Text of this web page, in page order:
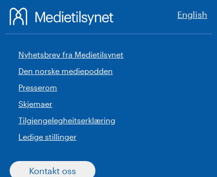
English
Nyhetsbrev fra Medietilsynet
Den norske mediepodden
Presserom
Skjemaer
Tilgjengelegheitserklæring
Ledige stillinger
Kontakt oss